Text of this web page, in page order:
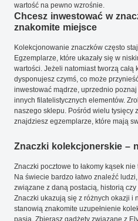
wartość na pewno wzrośnie.
Chcesz inwestować w
znakomite miejsce
Kolekcjonowanie znaczków często
Egzemplarze, które ukazały się w
wartości. Jeżeli natomiast tworzą
dysponujesz czymś, co może
inwestować mądrze, uprzednio
innych filatelistycznych elementów.
naszego sklepu. Pośród wielu tysięcy
znajdziesz egzemplarze, które mają
Znaczki kolekcjonerskie –
Znaczki pocztowe to łakomy kąsek
Na świecie bardzo łatwo znaleźć
związane z daną postacią, historią
Znaczki ukazują się z różnych okazji i
stanowią znakomite uzupełnienie
pasją. Zbierasz gadżety związane z